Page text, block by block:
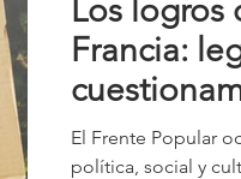
Los logros
Francia:
El Frente Popular
política, social y